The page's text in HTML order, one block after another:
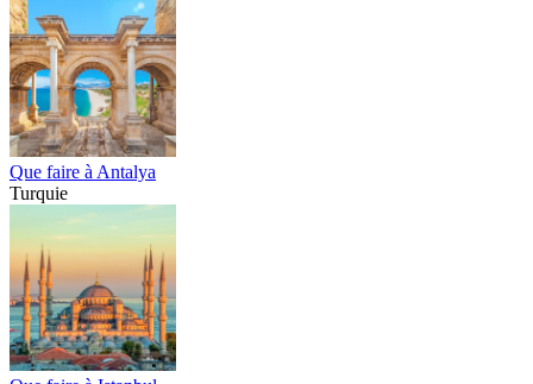
Que faire à Antalya
Turquie